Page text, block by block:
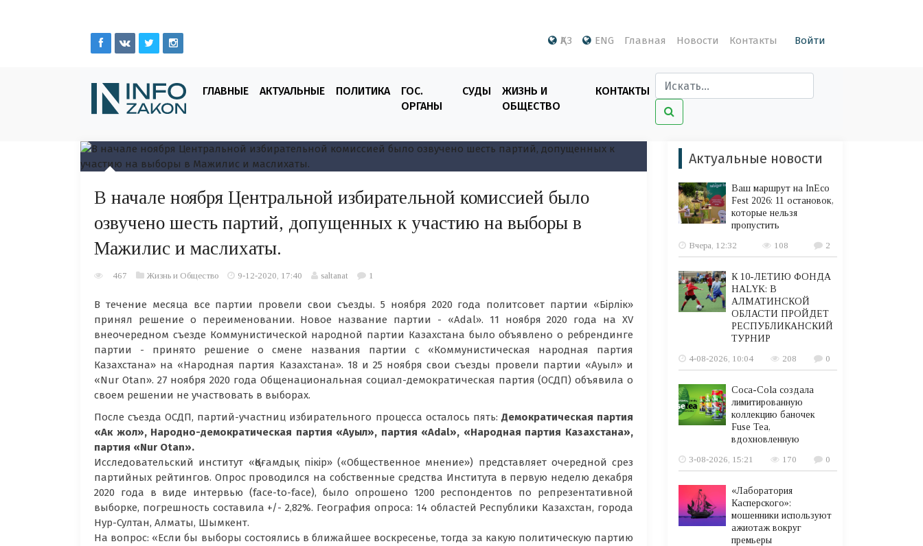
ҚАЗ ENG Главная Новости Контакты Войти
ГЛАВНЫЕ АКТУАЛЬНЫЕ ПОЛИТИКА
ГОС.
ОРГАНЫ
СУДЫ
ЖИЗНЬ И
ОБЩЕСТВО
КОНТАКТЫ
В начале ноября Центральной избирательной комиссией было
озвучено шесть партий, допущенных к участию на выборы в
Мажилис и маслихаты.
467 Жизнь и Общество 9-12-2020, 17:40 saltanat 1
В течение месяца все партии провели свои съезды. 5 ноября 2020 года политсовет партии «Бірлік»
принял решение о переименовании. Новое название партии - «Adal». 11 ноября 2020 года на XV
внеочередном съезде Коммунистической народной партии Казахстана было объявлено о ребрендинге
партии - принято решение о смене названия партии с «Коммунистическая народная партия
Казахстана» на «Народная партия Казахстана». 18 и 25 ноября свои съезды провели партии «Ауыл» и
«Nur Otan». 27 ноября 2020 года Общенациональная социал-демократическая партия (ОСДП) объявила о
своем решении не участвовать в выборах.
После съезда ОСДП, партий-участниц избирательного процесса осталось пять: Демократическая партия
«Ак жол», Народно-демократическая партия «Ауыл», партия «Adal», «Народная партия Казахстана»,
партия «Nur Otan».
Исследовательский институт «Қоғамдық пікір» («Общественное мнение») представляет очередной срез
партийных рейтингов. Опрос проводился на собственные средства Института в первую неделю декабря
2020 года в виде интервью (face-to-face), было опрошено 1200 респондентов по репрезентативной
выборке, погрешность составила +/- 2,82%. География опроса: 14 областей Республики Казахстан, города
Нур-Султан, Алматы, Шымкент.
На вопрос: «Если бы выборы состоялись в ближайшее воскресенье, тогда за какую политическую партию
Актуальные новости
Ваш маршрут на InEco
Fest 2026: 11 остановок,
которые нельзя
пропустить
Вчера, 12:32
108 2
К 10-ЛЕТИЮ ФОНДА
HALYK: В
АЛМАТИНСКОЙ
ОБЛАСТИ ПРОЙДЕТ
РЕСПУБЛИКАНСКИЙ
ТУРНИР
4-08-2026, 10:04
208 0
Coca-Cola создала
лимитированную
коллекцию баночек
Fuse Tea,
вдохновленную
3-08-2026, 15:21
170 0
«Лаборатория
Касперского»:
мошенники используют
ажиотаж вокруг
премьеры